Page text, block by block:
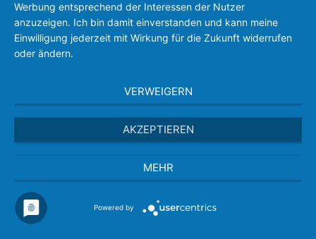
Wenn Sie uns per Kontaktformular Anfragen zukommen
lassen, werden Ihre Angaben aus dem Anfrageformular
inklusive der von Ihnen dort angegebenen Kontaktdaten
wir nicht ohne Ihre Einwilligung weiter.
Die Verarbeitung dieser Daten erfolgt auf Grundlage von
Erfüllung eines Vertrags zusammenhängt oder zur
In allen übrigen Fällen beruht die Verarbeitung auf
unserem berechtigten Interesse an der effektiven
Werbung entsprechend der Interessen der Nutzer
anzuzeigen. Ich bin damit einverstanden und kann meine
Einwilligung jederzeit mit Wirkung für die Zukunft widerrufen
oder ändern.
VERWEIGERN
AKZEPTIEREN
MEHR
Powered by